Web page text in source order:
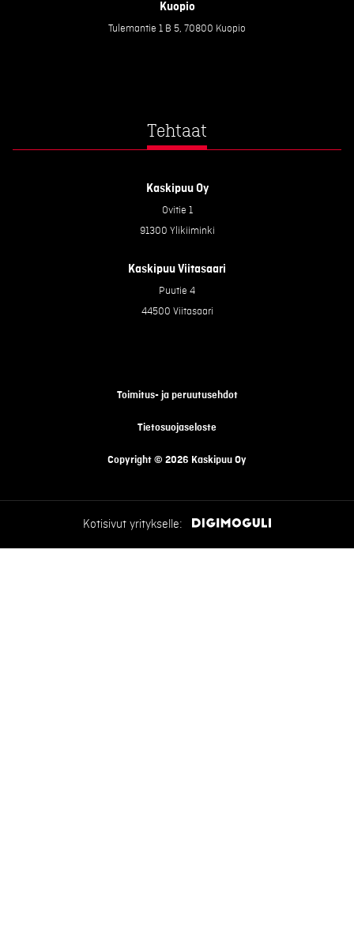
Kuopio
Tulemantie 1 B 5, 70800 Kuopio
Tehtaat
Kaskipuu Oy
Ovitie 1
91300 Ylikiiminki
Kaskipuu Viitasaari
Puutie 4
44500 Viitasaari
Copyright © 2026 Kaskipuu Oy
Tietosuojaseloste
Toimitus- ja peruutusehdot
Kotisivut yritykselle: